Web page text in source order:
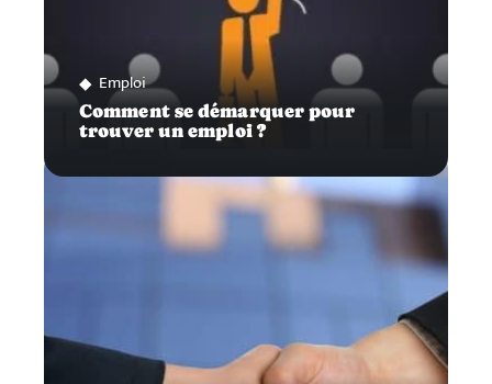
Emploi
Comment se démarquer pour
trouver un emploi ?